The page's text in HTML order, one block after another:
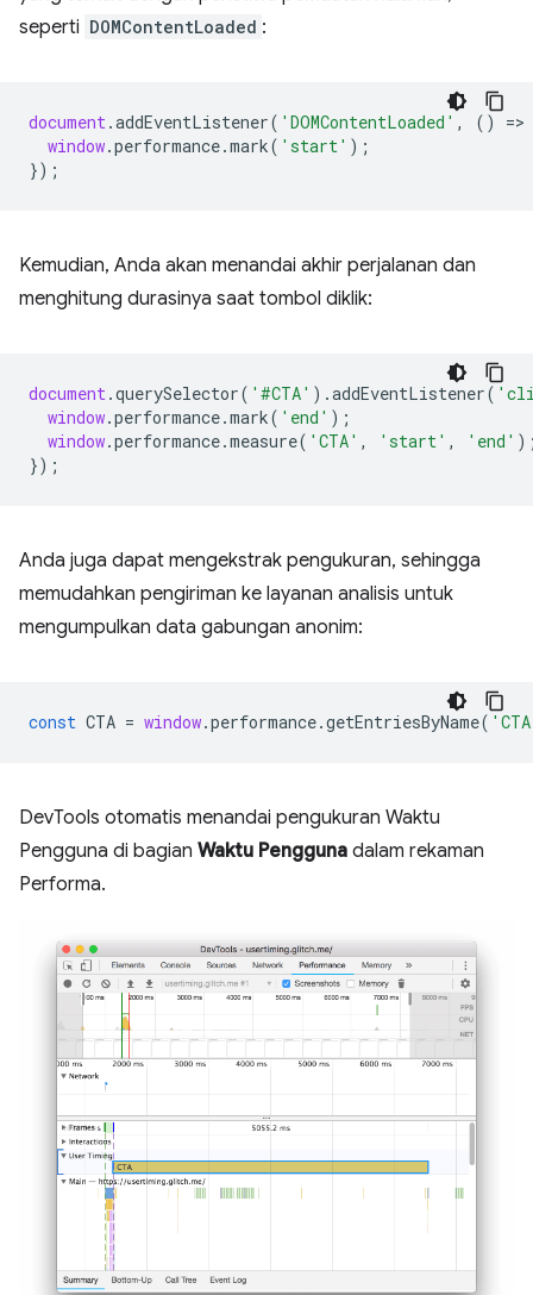
seperti DOMContentLoaded :
document.addEventListener( 'DOMContentLoaded' , () =>
window.performance.mark( 'start' );
});
Kemudian, Anda akan menandai akhir perjalanan dan
menghitung durasinya saat tombol diklik:
document.querySelector( '#CTA' ).addEventListener(
window.performance.mark( 'end' );
window.performance.measure( 'CTA' , 'start' , 'end'
});
Anda juga dapat mengekstrak pengukuran, sehingga
memudahkan pengiriman ke layanan analisis untuk
mengumpulkan data gabungan anonim:
const CTA = window.performance.getEntriesByName(
DevTools otomatis menandai pengukuran Waktu
Pengguna di bagian Waktu Pengguna dalam rekaman
Performa.